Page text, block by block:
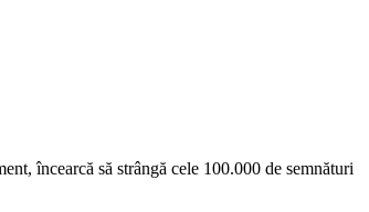
încearcă să strângă cele 100.000 de semnături